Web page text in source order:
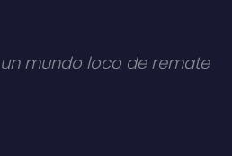
mundo loco de remate